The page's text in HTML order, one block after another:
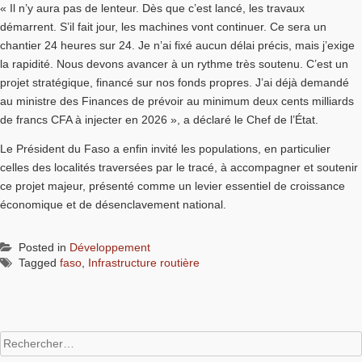
« Il n’y aura pas de lenteur. Dès que c’est lancé, les travaux
démarrent. S’il fait jour, les machines vont continuer. Ce sera un
chantier 24 heures sur 24. Je n’ai fixé aucun délai précis, mais j’exige
la rapidité. Nous devons avancer à un rythme très soutenu. C’est un
projet stratégique, financé sur nos fonds propres. J’ai déjà demandé
au ministre des Finances de prévoir au minimum deux cents milliards
de francs CFA à injecter en 2026 », a déclaré le Chef de l’État.
Le Président du Faso a enfin invité les populations, en particulier
celles des localités traversées par le tracé, à accompagner et soutenir
ce projet majeur, présenté comme un levier essentiel de croissance
économique et de désenclavement national.
Posted in Développement
Tagged faso Infrastructure routière
Rechercher :